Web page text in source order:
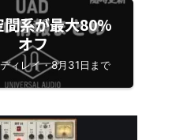
間系が最大80%
オフ
ィレイ・8月31日まで